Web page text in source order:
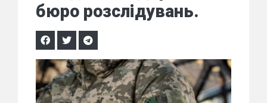
бюро розслідувань.